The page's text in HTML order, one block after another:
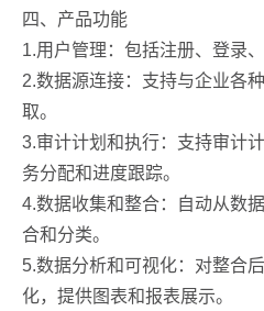
四、产品功能
1.用户管理：包括注册、登录
2.数据源连接：支持与企业各
取。
3.审计计划和执行：支持审计
务分配和进度跟踪。
4.数据收集和整合：自动从数
合和分类。
5.数据分析和可视化：对整合
化，提供图表和报表展示。